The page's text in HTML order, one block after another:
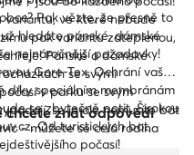
ve které nebude
pak variantu zateplenou,
Pánské a dámské
se svými
v parku se svým
se je ale nemusíte bát
- můžete se celá rodina
Pak vězte, že přesně to
hledáte pánské, dámské
nejnáročnější požadavky!
Gore-Tex. Ochrání vaši
díky speciálním membránám
se zbytečně potit. Širokou
Od turistických bot,
počasí!
chcete znát odpovědi